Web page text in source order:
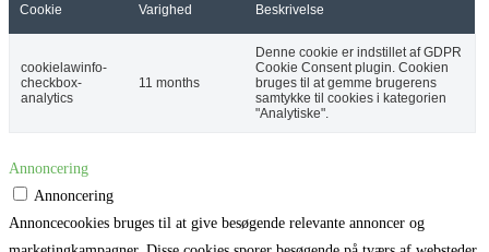
Cookie Varighed Beskrivelse
cookielawinfo-
checkbox-
analytics
11 months
Denne cookie er indstillet af GDPR
Cookie Consent plugin. Cookien
bruges til at gemme brugerens
samtykke til cookies i kategorien
"Analytiske".
Annoncering
Annoncering
Annoncecookies bruges til at give besøgende relevante annoncer og